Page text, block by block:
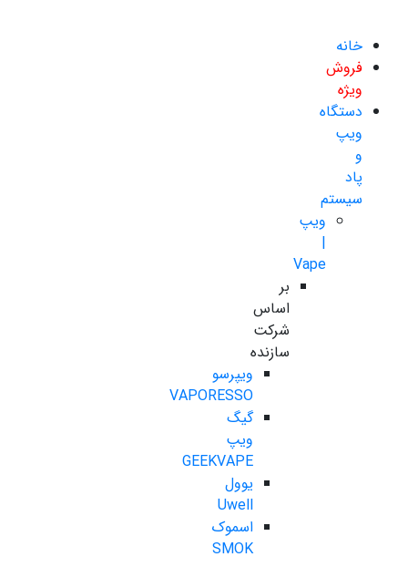
خانه
فروش
ویژه
دستگاه
ویپ
و
پاد
سیستم
ویپ
|
Vape
بر
اساس
شرکت
سازنده
ویپرسو
VAPORESSO
گیگ
ویپ
GEEKVAPE
یوول
Uwell
اسموک
SMOK